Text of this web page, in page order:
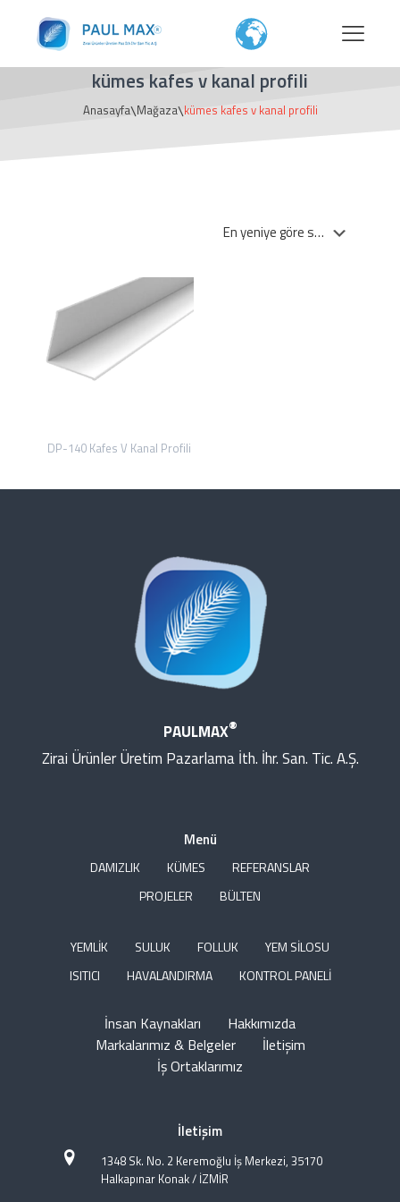
kümes kafes v kanal profili
Anasayfa\Mağaza\kümes kafes v kanal profili
DP-140 Kafes V Kanal Profili
PAULMAX®
Zirai Ürünler Üretim Pazarlama İth. İhr. San. Tic. A.Ş.
Menü
DAMIZLIK KÜMES
REFERANSLAR
PROJELER
BÜLTEN
YEMLİK SULUK FOLLUK
YEM SİLOSU
ISITICI
HAVALANDIRMA KONTROL PANELİ
İnsan Kaynakları
Hakkımızda
Markalarımız & Belgeler
İletişim
İş Ortaklarımız
İletişim
1348 Sk. No. 2 Keremoğlu İş Merkezi, 35170
Halkapınar Konak / İZMİR